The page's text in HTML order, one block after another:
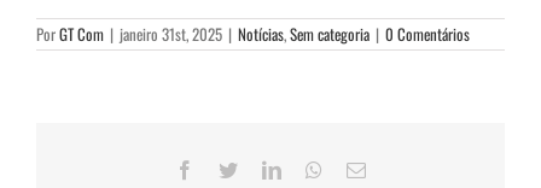
PorGT Com | janeiro 31st, 2025 | Notícias,Sem categoria | 0 Comentários
Facebook
TwitterLinkedInWhatsApp
E-